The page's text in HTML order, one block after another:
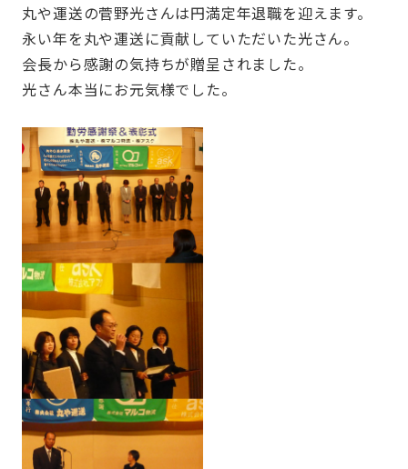
丸や運送の菅野光さんは円満定年退職を迎えます。
永い年を丸や運送に貢献していただいた光さん。
会長から感謝の気持ちが贈呈されました。
光さん本当にお元気様でした。